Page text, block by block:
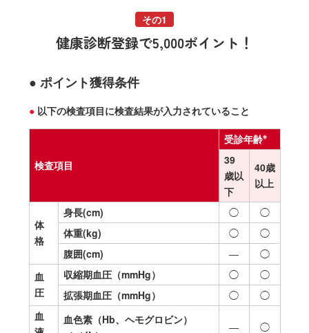
その1
健康診断登録で5,000ポイント！
● ポイント獲得条件
●以下の検査項目に検査結果が入力されていること
検査項目
受診年齢※
39
歳以
下
40歳
以上
体
格
身長(cm) ◯
◯
体重(kg) ◯
◯
腹囲(cm) ―
◯
血
圧
収縮期血圧（mmHg） ◯
◯
拡張期血圧（mmHg） ◯
◯
血
血色素（Hb、ヘモグロビン）
― ◯